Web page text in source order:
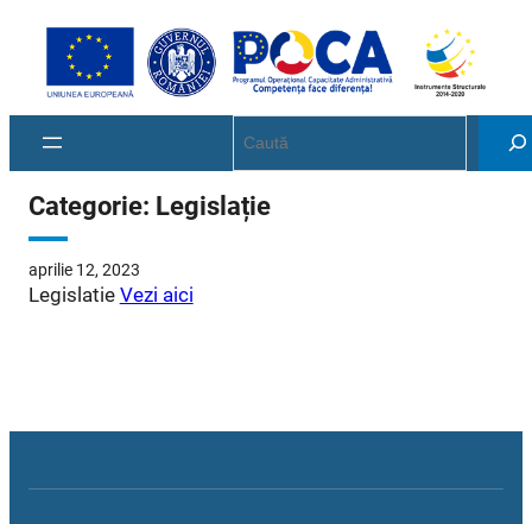
conținut
Categorie: Legislație
aprilie 12, 2023
Legislatie Vezi aici